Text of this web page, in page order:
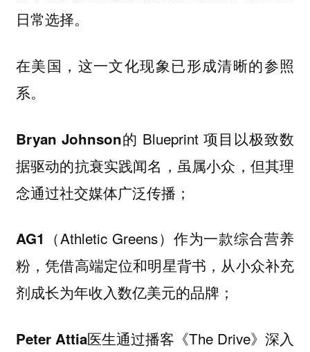
日常选择。
在美国，这一文化现象已形成清晰的参照
系。
Bryan Johnson的 Blueprint 项目以极致数
据驱动的抗衰实践闻名，虽属小众，但其理
念通过社交媒体广泛传播；
AG1 （Athletic Greens）作为一款综合营养
粉，凭借高端定位和明星背书，从小众补充
剂成长为年收入数亿美元的品牌；
Peter Attia医生通过播客《The Drive》深入